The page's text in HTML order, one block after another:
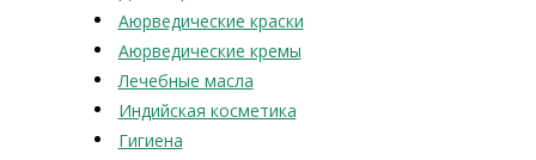
Аюрведические краски
Аюрведические кремы
Лечебные масла
Индийская косметика
Гигиена